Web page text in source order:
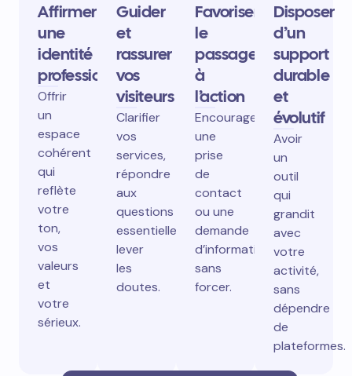
Affirmer
une
identité
professionnelle
Offrir
un
espace
cohérent
qui
reflète
votre
ton,
vos
valeurs
et
votre
sérieux.
Guider
et
rassurer
vos
visiteurs
Clarifier
vos
services,
répondre
aux
questions
essentielles,
lever
les
doutes.
Favoriser
le
passage
à
l’action
Encourager
une
prise
de
contact
ou une
demande
d’information
sans
forcer.
Disposer
d’un
support
durable
et
évolutif
Avoir
un
outil
qui
grandit
avec
votre
activité,
sans
dépendre
de
plateformes.